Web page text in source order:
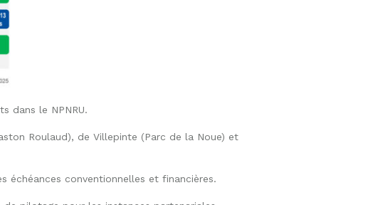
dans le NPNRU.
Roulaud), de Villepinte (Parc de la Noue) et
échéances conventionnelles et financières.